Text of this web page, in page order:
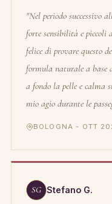
"Nel periodo successivo
forte sensibilità e piccoli
felice di provare questo
formula naturale a base
a fondo la pelle e calma
mio agio durante le
BOLOGNA - OTT
SG Stefano G.